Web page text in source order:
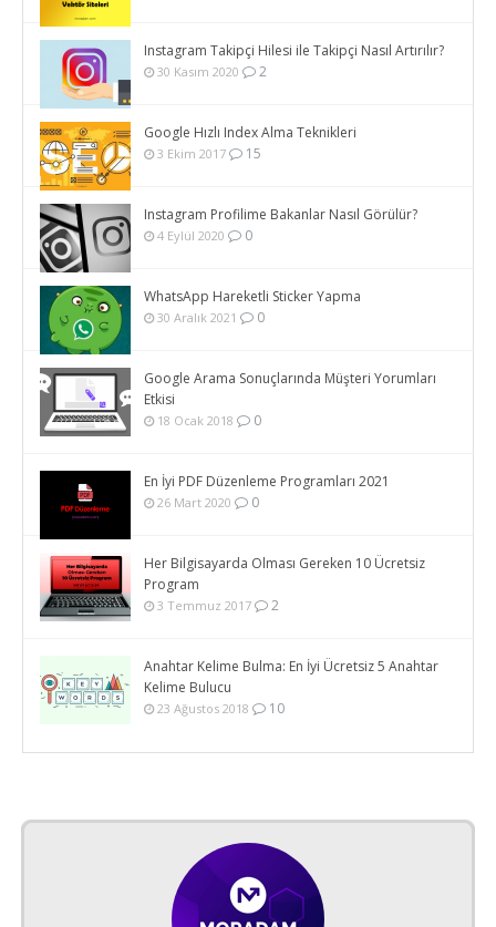
Instagram Takipçi Hilesi ile Takipçi Nasıl Artırılır?
30 Kasım 2020 2
Google Hızlı Index Alma Teknikleri
3 Ekim 2017 15
Instagram Profilime Bakanlar Nasıl Görülür?
4 Eylül 2020 0
WhatsApp Hareketli Sticker Yapma
30 Aralık 2021 0
Google Arama Sonuçlarında Müşteri Yorumları
Etkisi
18 Ocak 2018 0
En İyi PDF Düzenleme Programları 2021
26 Mart 2020 0
Her Bilgisayarda Olması Gereken 10 Ücretsiz
Program
3 Temmuz 2017 2
Anahtar Kelime Bulma: En İyi Ücretsiz 5 Anahtar
Kelime Bulucu
23 Ağustos 2018 10